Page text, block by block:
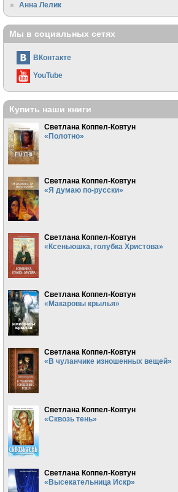
Анна Лелик
Мы в социальных сетях
ВКонтакте
YouTube
Купить наши книги
Светлана Коппел-Ковтун
«Полотно»
Светлана Коппел-Ковтун
«Я думаю по-русски»
Светлана Коппел-Ковтун
«Ксеньюшка, голубка Христова»
Светлана Коппел-Ковтун
«Макаровы крылья»
Светлана Коппел-Ковтун
«В чуланчике изношенных вещей»
Светлана Коппел-Ковтун
«Сквозь тень»
Светлана Коппел-Ковтун
«Высекательница Искр»